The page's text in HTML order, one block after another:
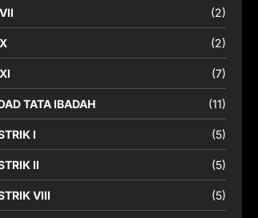
(2)
(2)
(7)
TATA IBADAH (11)
I (5)
II (5)
VIII (5)